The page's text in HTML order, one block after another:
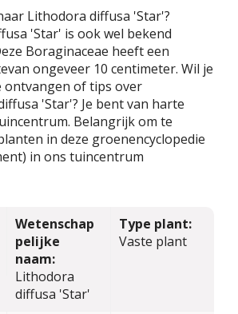
Lithodora diffusa 'Star'?
'Star' is ook wel bekend
Boraginaceae heeft een
ongeveer 10 centimeter. Wil je
ontvangen of tips over
'Star'? Je bent van harte
Belangrijk om te
in deze groenencyclopedie
in ons tuincentrum
Wetenschap
pelijke
naam:
Lithodora
diffusa 'Star'
Type plant:
Vaste plant